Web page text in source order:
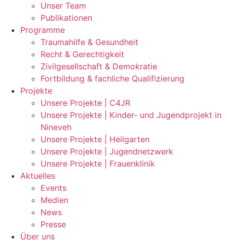
Unser Team
Publikationen
Programme
Traumahilfe & Gesundheit
Recht & Gerechtigkeit
Zivilgesellschaft & Demokratie
Fortbildung & fachliche Qualifizierung
Projekte
Unsere Projekte | C4JR
Unsere Projekte | Kinder- und Jugendprojekt in
Nineveh
Unsere Projekte | Heilgarten
Unsere Projekte | Jugendnetzwerk
Unsere Projekte | Frauenklinik
Aktuelles
Events
Medien
News
Presse
Über uns